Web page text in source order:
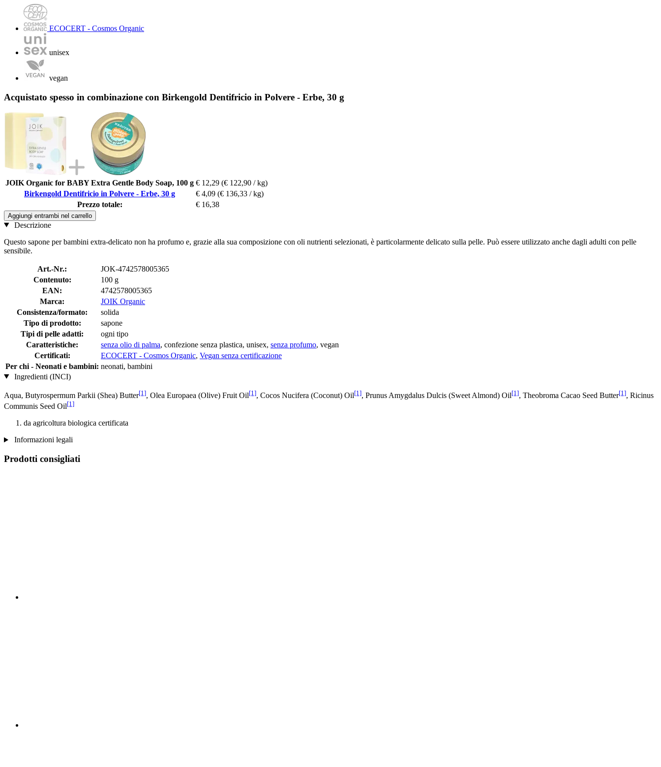
ECOCERT - Cosmos Organic
unisex
vegan
Acquistato spesso in combinazione con Birkengold Dentifricio in Polvere - Erbe, 30 g
JOIK Organic for BABY Extra Gentle Body Soap, 100 g € 12,29 (€ 122,90 / kg)
Birkengold Dentifricio in Polvere - Erbe, 30 g
€ 4,09 (€ 136,33 / kg)
Prezzo totale:
€ 16,38
Aggiungi entrambi nel carrello
Descrizione
Questo sapone per bambini extra-delicato non ha profumo e, grazie alla sua composizione con oli nutrienti selezionati, è particolarmente delicato sulla pelle. Può essere utilizzato anche dagli adulti con pelle
sensibile.
Art.-Nr.:
JOK-4742578005365
Contenuto:
100 g
EAN:
4742578005365
Marca:
JOIK Organic
Consistenza/formato:
solida
Tipo di prodotto:
sapone
Tipi di pelle adatti:
ogni tipo
Caratteristiche:
senza olio di palma, confezione senza plastica, unisex, senza profumo, vegan
Certificati:
ECOCERT - Cosmos Organic, Vegan senza certificazione
Per chi - Neonati e bambini: neonati, bambini
Ingredienti (INCI)
Aqua, Butyrospermum Parkii (Shea) Butter[1], Olea Europaea (Olive) Fruit Oil[1], Cocos Nucifera (Coconut) Oil[1], Prunus Amygdalus Dulcis (Sweet Almond) Oil[1], Theobroma Cacao Seed Butter[1], Ricinus
Communis Seed Oil[1]
da agricoltura biologica certificata
Informazioni legali
Prodotti consigliati